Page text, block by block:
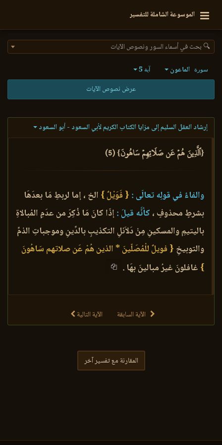
الموسوعة الشاملة للتفسير
🔍 بحث في أسماء السور ونصوص الآيات
سورة الماعون آية 5
عرض نصوص الآيات
إرشاد العقل السليم إلى مزايا الكتاب الكريم لأبي السعود - أبو السعود
{ٱلَّذِينَ هُمۡ عَن صَلَاتِهِمۡ سَاهُونَ} (5)
والفاءُ في قولِه تعالَى : { فَوَيْلٌ } الخ ، إما لربطِ مَا بعدَهَا
بشرطٍ محذوفٍ ، كأنَّه قيلَ :إذَا كانَ مَا ذُكِرَ من عدَمِ المُبالاةِ
باليتيمِ والمسكينِ مِنْ دَلاَئلِ التكذيبِ بالدِّينِ وموجباتِ الذمِّ
والتوبيخِ { فويلٌ للْمُصَلّينَ * الذين هُمْ عَن صلاتهم سَاهُونَ
} غافلونَ غيرُ مبالينَ بهَا .
الآية السابقة الآية التالية
المقارنة مع تفسير آخر